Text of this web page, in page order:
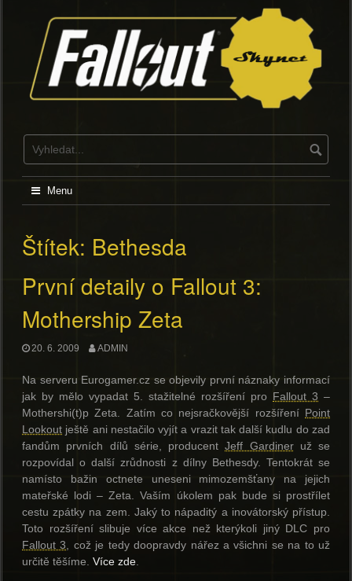
Menu
Štítek: Bethesda
První detaily o Fallout 3:
Mothership Zeta
20. 6. 2009 ADMIN
Na serveru Eurogamer.cz se objevily první náznaky informací
jak by mělo vypadat 5. stažitelné rozšíření pro Fallout 3 –
Mothershi(t)p Zeta. Zatím co nejsračkovější rozšíření Point
Lookout ještě ani nestačilo vyjít a vrazit tak další kudlu do zad
fandům prvních dílů série, producentJeff Gardineruž se
rozpovídal o další zrůdnosti z dílny Bethesdy. Tentokrát se
namísto bažin octnete uneseni mimozemšťany na jejich
mateřské lodi – Zeta. Vaším úkolem pak bude si prostřílet
cestu zpátky na zem. Jaký to nápaditý a inovátorský přístup.
Toto rozšíření slibuje více akce než kterýkoli jiný DLC pro
Fallout 3 , což je tedy doopravdy nářez a všichni se na to už
určitě těšíme. Více zde